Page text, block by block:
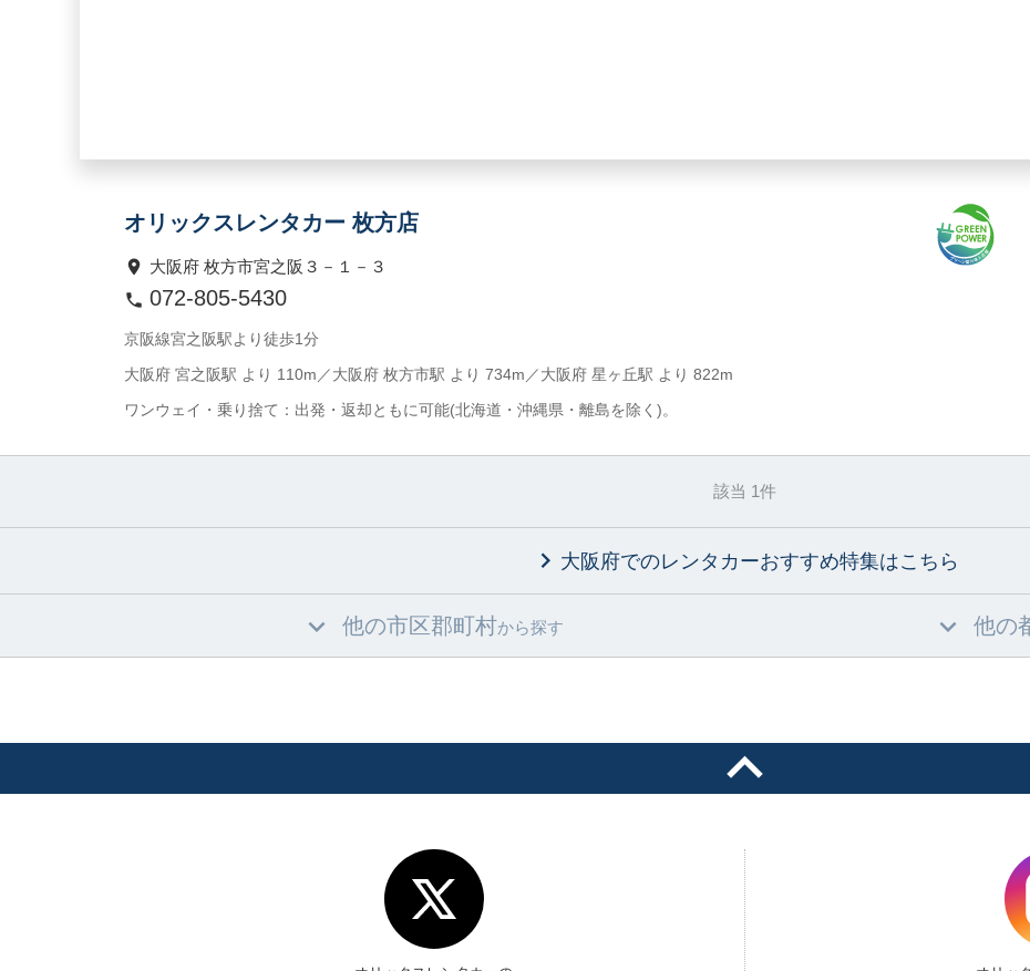
オリックスレンタカー 枚方店
大阪府 枚方市宮之阪３－１－３
072-805-5430
京阪線宮之阪駅より徒歩1分
大阪府 宮之阪駅 より 110m／大阪府 枚方市駅 より 734m／大阪府 星ヶ丘駅 より 822m
ワンウェイ・乗り捨て：出発・返却ともに可能(北海道・沖縄県・離島を除く)。
該当 1件
大阪府でのレンタカーおすすめ特集はこちら
他の市区郡町村から探す 他の